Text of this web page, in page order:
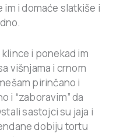
im i domaće slatkiše i
i ponekad im
višnjama i crnom
pirinčano i
i “zaboravim” da
sastojci su jaja i
dobiju tortu